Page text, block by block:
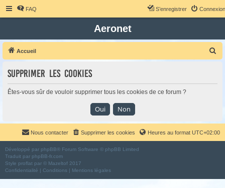
FAQ Connexion
S’enregistrer
Aeronet
Accueil
c
h
Supprimer les cookies
Êtes-vous sûr de vouloir supprimer tous les cookies de ce forum ?
Heures au format UTC+02:00
Supprimer les cookies
Nous contacter
Développé par phpBB® Forum Software © phpBB Limited
Traduit par phpBB-fr.com
Style proflat par © Mazeltof 2017
Confidentialité | Conditions | Mentions légales